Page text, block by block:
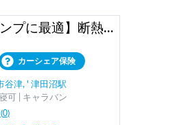
【冬のキャンプに最適】断熱・遮光カーテン・冬用寝具・キッチン用品を装備！女性でも運転しやすい❤️
カーシェア保険
谷津, ' 津田沼駅
可 | キャラバン
0)